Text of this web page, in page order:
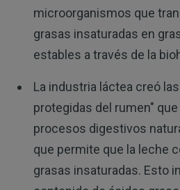
microorganismos que
grasas insaturadas en
estables a través de la
La industria láctea creó
protegidas del rumen"
procesos digestivos
que permite que la leche
grasas insaturadas. Esto